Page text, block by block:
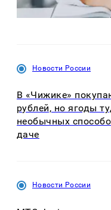
Новости России
В «Чижике»
рублей, но ягоды
необычных
даче
Новости России